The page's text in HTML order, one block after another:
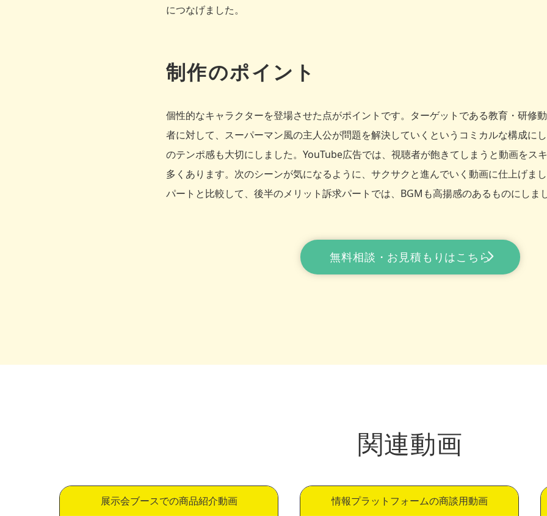
につなげました。
制作のポイント
個性的なキャラクターを登場させた点がポイントです。ターゲットである教育・研修
者に対して、スーパーマン風の主人公が問題を解決していくというコミカルな構成に
のテンポ感も大切にしました。YouTube広告では、視聴者が飽きてしまうと動画をス
多くあります。次のシーンが気になるように、サクサクと進んでいく動画に仕上げま
パートと比較して、後半のメリット訴求パートでは、BGMも高揚感のあるものにしま
無料相談・お見積もりはこちら
関連動画
展示会ブースでの商品紹介動画 情報プラットフォームの商談用動画